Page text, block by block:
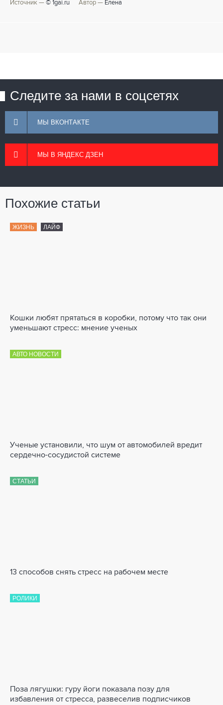
Источник — © 1gai.ru Автор — Елена
Следите за нами в соцсетях
МЫ ВКОНТАКТЕ
МЫ В ЯНДЕКС ДЗЕН
Похожие статьи
ЖИЗНЬ ЛАЙФ
Кошки любят прятаться в коробки, потому что так они
уменьшают стресс: мнение ученых
АВТО НОВОСТИ
Ученые установили, что шум от автомобилей вредит
сердечно-сосудистой системе
СТАТЬИ
13 способов снять стресс на рабочем месте
РОЛИКИ
Поза лягушки: гуру йоги показала позу для
избавления от стресса, развеселив подписчиков